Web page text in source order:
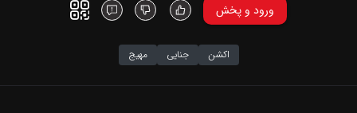
ورود و پخش
اکشن جنایی مهیج